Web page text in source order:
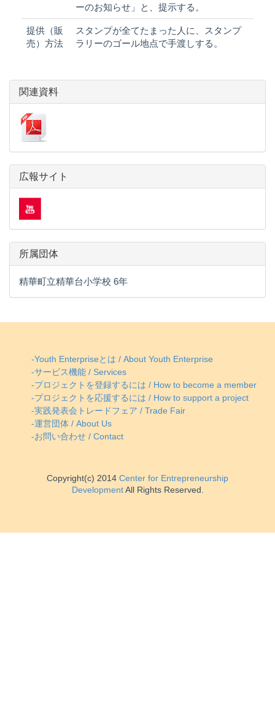
ーのお知らせ」と、提示する。
提供（販
売）方法
スタンプが全てたまった人に、スタンプ
ラリーのゴール地点で手渡しする。
関連資料
広報サイト
所属団体
精華町立精華台小学校 6年
-Youth Enterpriseとは / About Youth Enterprise
-サービス機能 / Services
-プロジェクトを登録するには / How to become a member
-プロジェクトを応援するには / How to support a project
-実践発表会トレードフェア / Trade Fair
-運営団体 / About Us
-お問い合わせ / Contact
Copyright(c) 2014 Center for Entrepreneurship
DevelopmentAll Rights Reserved.